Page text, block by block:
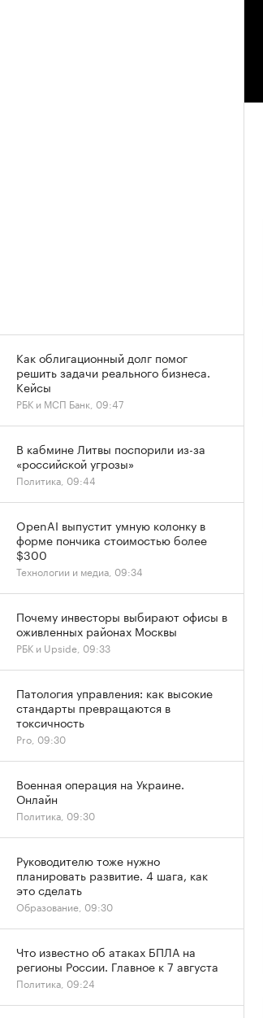
Как облигационный долг помог
решить задачи реального бизнеса.
Кейсы
РБК и МСП Банк, 09:47
В кабмине Литвы поспорили из-за
«российской угрозы»
Политика, 09:44
OpenAI выпустит умную колонку в
форме пончика стоимостью более
$300
Технологии и медиа, 09:34
Почему инвесторы выбирают офисы в
оживленных районах Москвы
РБК и Upside, 09:33
Патология управления: как высокие
стандарты превращаются в
токсичность
Pro, 09:30
Военная операция на Украине.
Онлайн
Политика, 09:30
Руководителю тоже нужно
планировать развитие. 4 шага, как
это сделать
Образование, 09:30
Что известно об атаках БПЛА на
регионы России. Главное к 7 августа
Политика, 09:24